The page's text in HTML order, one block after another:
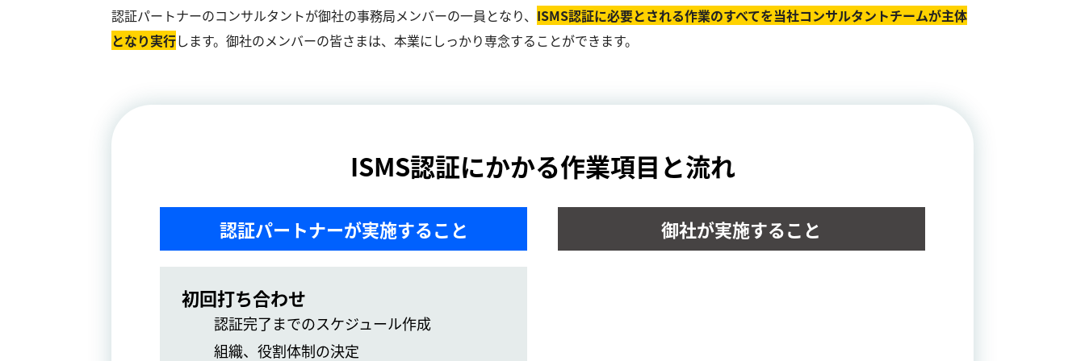
認証パートナーのコンサルタントが御社の事務局メンバーの一員となり、 ISMS認証に必要とされる作業のすべてを当社コンサルタントチームが主体
となり実⾏します。御社のメンバーの皆さまは、本業にしっかり専念することができます。
ISMS認証にかかる作業項目と流れ
認証パートナーが実施すること 御社が実施すること
初回打ち合わせ
認証完了までのスケジュール作成
組織、役割体制の決定